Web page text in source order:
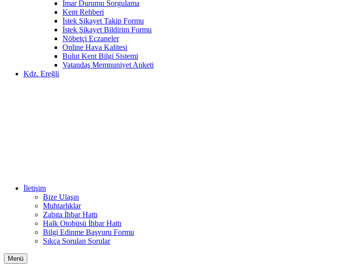
İmar Durumu Sorgulama
Kent Rehberi
İstek Şikayet Takip Formu
İstek Şikayet Bildirim Formu
Nöbetçi Eczaneler
Online Hava Kalitesi
Bulut Kent Bilgi Sistemi
Vatandaş Memnuniyet Anketi
Kdz. Ereğli
İletişim
Bize Ulaşın
Muhtarlıklar
Zabıta İhbar Hattı
Halk Otobüsü İhbar Hattı
Bilgi Edinme Başvuru Formu
Sıkça Sorulan Sorular
Menü